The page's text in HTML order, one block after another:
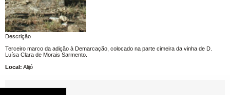
Descrição
Terceiro marco da adição à Demarcação, colocado na parte cimeira da vinha de D.
Luísa Clara de Morais Sarmento.
Local: Alijó